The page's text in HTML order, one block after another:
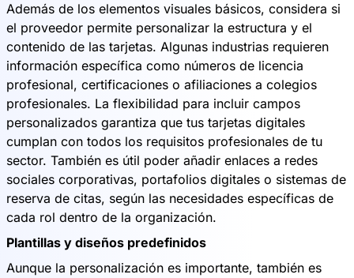
Además de los elementos visuales básicos, considera si
el proveedor permite personalizar la estructura y el
contenido de las tarjetas. Algunas industrias requieren
información específica como números de licencia
profesional, certificaciones o afiliaciones a colegios
profesionales. La flexibilidad para incluir campos
personalizados garantiza que tus tarjetas digitales
cumplan con todos los requisitos profesionales de tu
sector. También es útil poder añadir enlaces a redes
sociales corporativas, portafolios digitales o sistemas de
reserva de citas, según las necesidades específicas de
cada rol dentro de la organización.
Plantillas y diseños predefinidos
Aunque la personalización es importante, también es